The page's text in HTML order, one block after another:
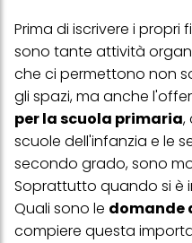
Prima di iscrivere i propri
sono tante attività
che ci permettono non
gli spazi, ma anche
per la scuola primaria,
scuole dell'infanzia e le
secondo grado, sono
Soprattutto quando si è
Quali sono le domande
compiere questa